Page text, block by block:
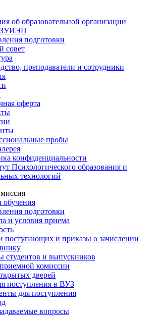
об образовательной организации
ЗУИЭП
подготовки
совет
преподаватели и сотрудники
оферта
пробы
конфиденциальности
Психологического образования и
технологий
подготовки
и условия приема
поступающих и приказы о зачислении
студентов и выпускников
комиссии
дверей
поступления в ВУЗ
для поступления
вопросы